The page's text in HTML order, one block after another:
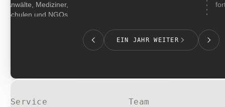
Mediziner,
und NGOs.
EIN JAHR WEITER
Service Team